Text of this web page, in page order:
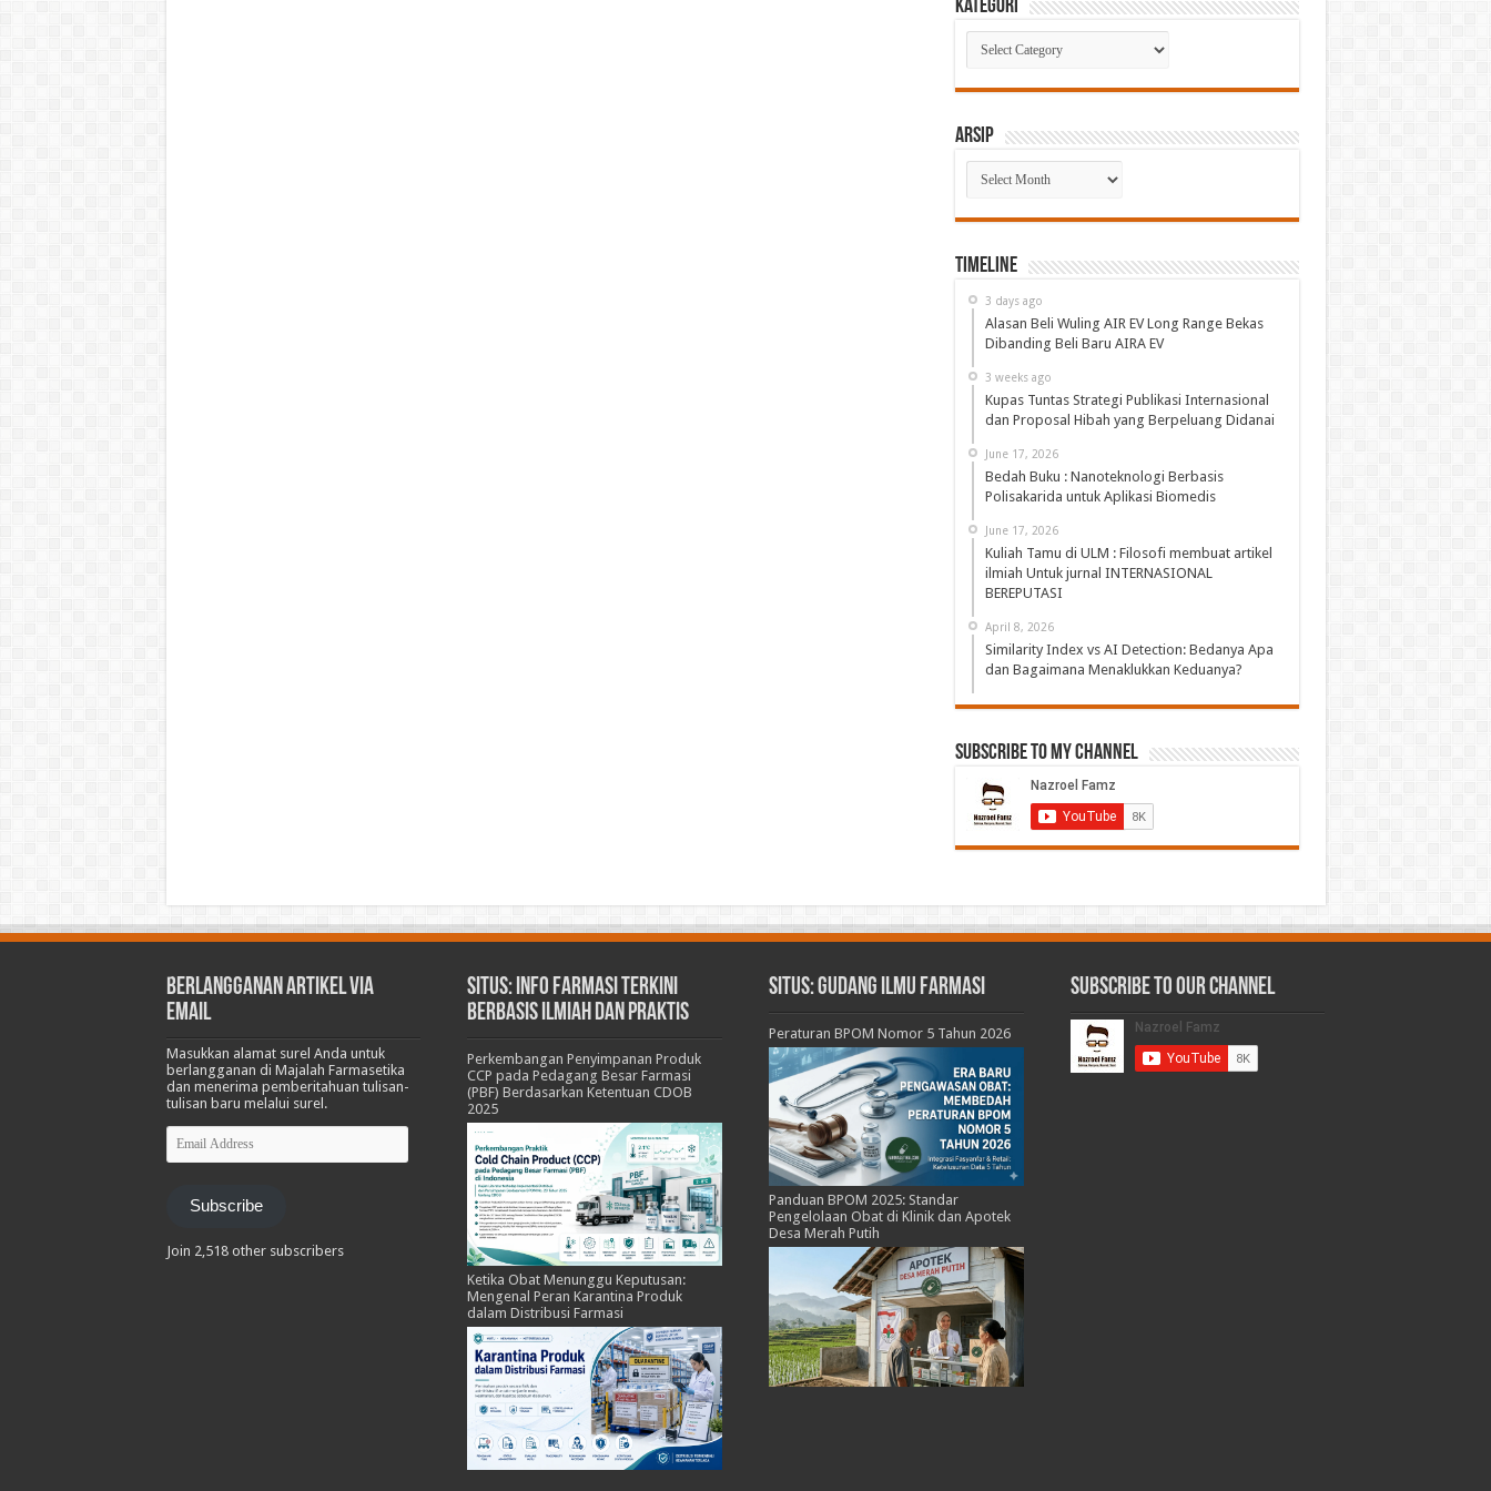
Kategori
Kategori
Arsip
Arsip
Timeline
3 days ago
Alasan Beli Wuling AIR EV Long Range Bekas
Dibanding Beli Baru AIRA EV
3 weeks ago
Kupas Tuntas Strategi Publikasi Internasional
dan Proposal Hibah yang Berpeluang Didanai
June 17, 2026
Bedah Buku : Nanoteknologi Berbasis
Polisakarida untuk Aplikasi Biomedis
June 17, 2026
Kuliah Tamu di ULM : Filosofi membuat artikel
ilmiah Untuk jurnal INTERNASIONAL
BEREPUTASI
April 8, 2026
Similarity Index vs AI Detection: Bedanya Apa
dan Bagaimana Menaklukkan Keduanya?
Subscribe to My Channel
Berlangganan Artikel via
Email
Masukkan alamat surel Anda untuk
berlangganan di Majalah Farmasetika
dan menerima pemberitahuan tulisan-
tulisan baru melalui surel.
Email
Address
Subscribe
Join 2,518 other subscribers
Situs: Info Farmasi Terkini
Berbasis Ilmiah dan Praktis
Perkembangan Penyimpanan Produk
CCP pada Pedagang Besar Farmasi
(PBF) Berdasarkan Ketentuan CDOB
2025
Ketika Obat Menunggu Keputusan:
Mengenal Peran Karantina Produk
dalam Distribusi Farmasi
Situs: Gudang Ilmu Farmasi
Peraturan BPOM Nomor 5 Tahun 2026
Panduan BPOM 2025: Standar
Pengelolaan Obat di Klinik dan Apotek
Desa Merah Putih
Subscribe to our Channel